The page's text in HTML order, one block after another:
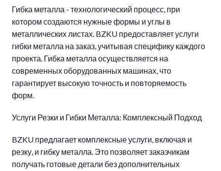
Гибка металла - технологический процесс, при
котором создаются нужные формы и углы в
металлических листах. BZKU предоставляет услуги
гибки металла на заказ, учитывая специфику каждого
проекта. Гибка металла осуществляется на
современных оборудованных машинах, что
гарантирует высокую точность и повторяемость
форм.
Услуги Резки и Гибки Металла: Комплексный Подход
BZKU предлагает комплексные услуги, включая и
резку, и гибку металла. Это позволяет заказчикам
получать готовые детали без дополнительных